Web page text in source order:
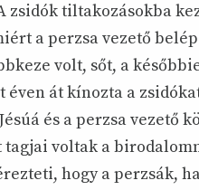
zsidók tiltakozásokba
a perzsa vezető
volt, sőt, a
éven át kínozta a
és a perzsa vezető
voltak a
hogy a perzsák,